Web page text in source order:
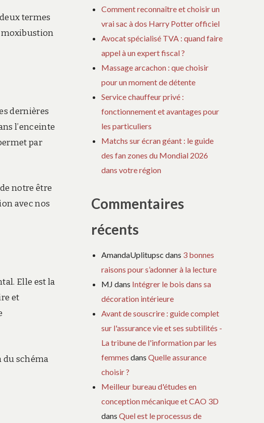
termes
moxibustion
dernières
l’enceinte
par
notre être
avec nos
Elle est la
et
du schéma
Comment reconnaître et choisir un
vrai sac à dos Harry Potter officiel
Avocat spécialisé TVA : quand faire
appel à un expert fiscal ?
Massage arcachon : que choisir
pour un moment de détente
Service chauffeur privé :
fonctionnement et avantages pour
les particuliers
Matchs sur écran géant : le guide
des fan zones du Mondial 2026
dans votre région
Commentaires
récents
AmandaUplitupsc dans 3 bonnes
raisons pour s’adonner à la lecture
MJ dans Intégrer le bois dans sa
décoration intérieure
Avant de souscrire : guide complet
sur l'assurance vie et ses subtilités -
La tribune de l'information par les
femmes dansQuelle assurance
choisir ?
Meilleur bureau d'études en
conception mécanique et CAO 3D
dansQuel est le processus de